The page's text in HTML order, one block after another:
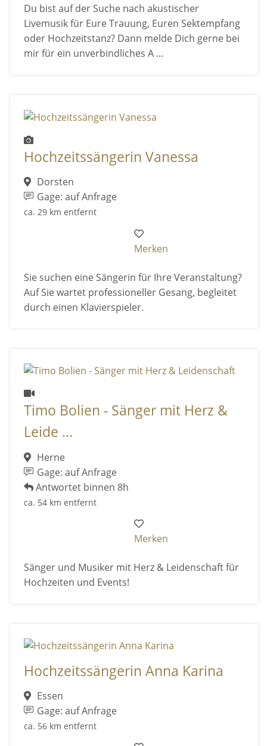
Du bist auf der Suche nach akustischer
Livemusik für Eure Trauung, Euren Sektempfang
oder Hochzeitstanz? Dann melde Dich gerne bei
mir für ein unverbindliches A ...
Hochzeitssängerin Vanessa
Dorsten
Gage: auf Anfrage
ca. 29 km entfernt
Merken
Sie suchen eine Sängerin für Ihre Veranstaltung?
Auf Sie wartet professioneller Gesang, begleitet
durch einen Klavierspieler.
Timo Bolien - Sänger mit Herz &
Leide ...
Herne
Gage: auf Anfrage
Antwortet binnen 8h
ca. 54 km entfernt
Merken
Sänger und Musiker mit Herz & Leidenschaft für
Hochzeiten und Events!
Hochzeitssängerin Anna Karina
Essen
Gage: auf Anfrage
ca. 56 km entfernt